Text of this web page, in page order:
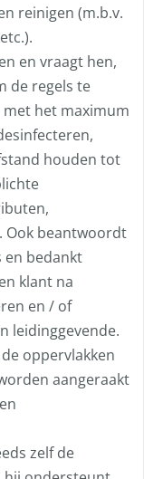
reinigen (m.b.v.
en vraagt hen,
de regels te
het maximum
houden tot
Ook beantwoordt
en bedankt
klant na
en / of
leidinggevende.
oppervlakken
aangeraakt
zelf de